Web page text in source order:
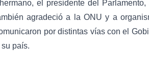
el presidente del
agradeció a la ONU y a
por distintas vías con el
país.